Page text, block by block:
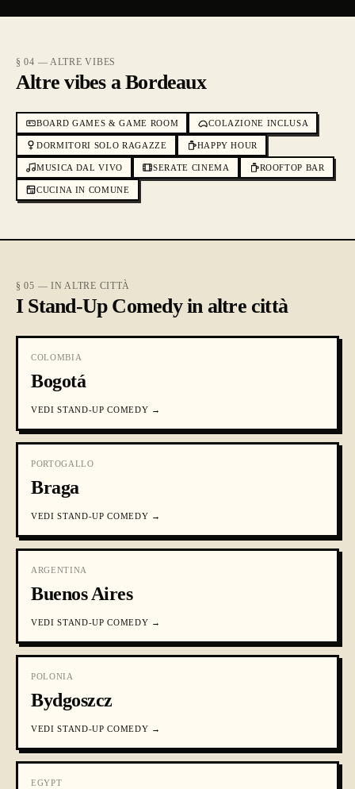
§ 04 — ALTRE VIBES
Altre vibes a Bordeaux
BOARD GAMES & GAME ROOM COLAZIONE INCLUSA
DORMITORI SOLO RAGAZZE HAPPY HOUR
MUSICA DAL VIVO SERATE CINEMA ROOFTOP BAR
CUCINA IN COMUNE
§ 05 — IN ALTRE CITTÀ
I Stand-Up Comedy in altre città
COLOMBIA
Bogotá
VEDI STAND-UP COMEDY →
PORTOGALLO
Braga
VEDI STAND-UP COMEDY →
ARGENTINA
Buenos Aires
VEDI STAND-UP COMEDY →
POLONIA
Bydgoszcz
VEDI STAND-UP COMEDY →
EGYPT